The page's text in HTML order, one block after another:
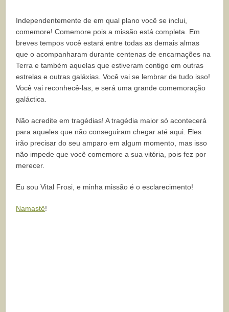
Independentemente de em qual plano você se inclui,
comemore! Comemore pois a missão está completa. Em
breves tempos você estará entre todas as demais almas
que o acompanharam durante centenas de encarnações na
Terra e também aquelas que estiveram contigo em outras
estrelas e outras galáxias. Você vai se lembrar de tudo isso!
Você vai reconhecê-las, e será uma grande comemoração
galáctica.
Não acredite em tragédias! A tragédia maior só acontecerá
para aqueles que não conseguiram chegar até aqui. Eles
irão precisar do seu amparo em algum momento, mas isso
não impede que você comemore a sua vitória, pois fez por
merecer.
Eu sou Vital Frosi, e minha missão é o esclarecimento!
Namastê!